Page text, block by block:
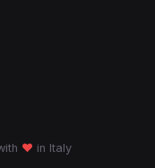
♥ in Italy